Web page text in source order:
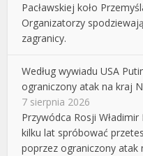
Pacławskiej koło
Organizatorzy
zagranicy.
Według wywiadu USA
ograniczony atak na kraj
7 sierpnia 2026
Przywódca Rosji
kilku lat spróbować
poprzez ograniczony atak